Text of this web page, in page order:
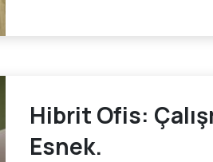
Hibrit Ofis:
Esnek.